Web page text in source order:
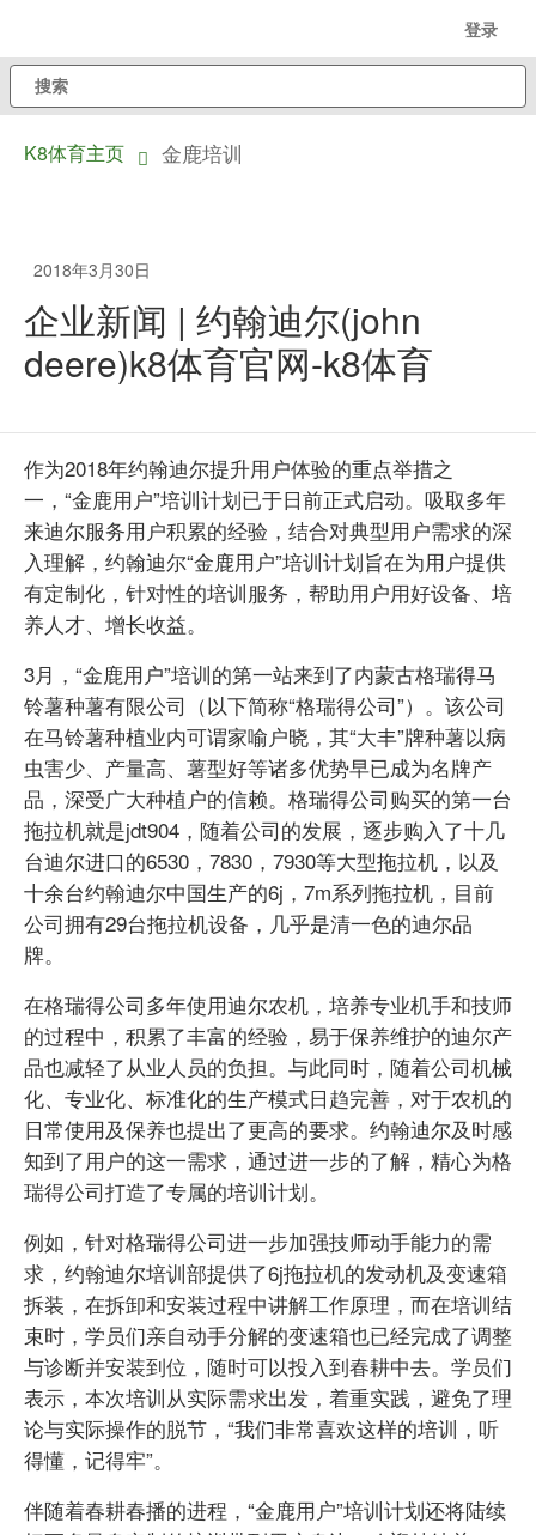
至
主
内
容
搜
索
登录
K8体育主页 金鹿培训
2018年3月30日
企业新闻 | 约翰迪尔(john
deere)k8体育官网-k8体育
作为2018年约翰迪尔提升用户体验的重点举措之
一，“金鹿用户”培训计划已于日前正式启动。吸取多年
来迪尔服务用户积累的经验，结合对典型用户需求的深
入理解，约翰迪尔“金鹿用户”培训计划旨在为用户提供
有定制化，针对性的培训服务，帮助用户用好设备、培
养人才、增长收益。
3月，“金鹿用户”培训的第一站来到了内蒙古格瑞得马
铃薯种薯有限公司（以下简称“格瑞得公司”）。该公司
在马铃薯种植业内可谓家喻户晓，其“大丰”牌种薯以病
虫害少、产量高、薯型好等诸多优势早已成为名牌产
品，深受广大种植户的信赖。格瑞得公司购买的第一台
拖拉机就是jdt904，随着公司的发展，逐步购入了十几
台迪尔进口的6530，7830，7930等大型拖拉机，以及
十余台约翰迪尔中国生产的6j，7m系列拖拉机，目前
公司拥有29台拖拉机设备，几乎是清一色的迪尔品
牌。
在格瑞得公司多年使用迪尔农机，培养专业机手和技师
的过程中，积累了丰富的经验，易于保养维护的迪尔产
品也减轻了从业人员的负担。与此同时，随着公司机械
化、专业化、标准化的生产模式日趋完善，对于农机的
日常使用及保养也提出了更高的要求。约翰迪尔及时感
知到了用户的这一需求，通过进一步的了解，精心为格
瑞得公司打造了专属的培训计划。
例如，针对格瑞得公司进一步加强技师动手能力的需
求，约翰迪尔培训部提供了6j拖拉机的发动机及变速箱
拆装，在拆卸和安装过程中讲解工作原理，而在培训结
束时，学员们亲自动手分解的变速箱也已经完成了调整
与诊断并安装到位，随时可以投入到春耕中去。学员们
表示，本次培训从实际需求出发，着重实践，避免了理
论与实际操作的脱节，“我们非常喜欢这样的培训，听
得懂，记得牢”。
伴随着春耕春播的进程，“金鹿用户”培训计划还将陆续